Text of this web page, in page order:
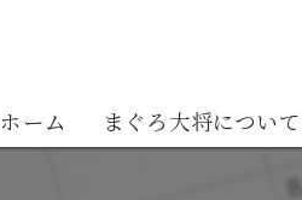
ホーム まぐろ大将について